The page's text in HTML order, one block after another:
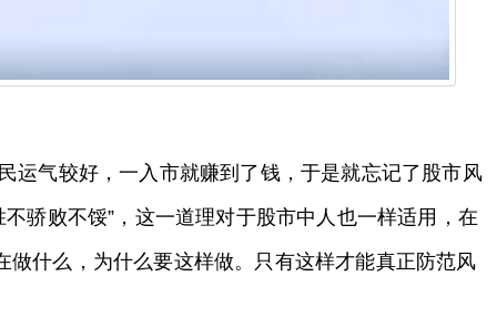
运气较好，一入市就赚到了钱，于是就忘记了股市风
骄败不馁”，这一道理对于股市中人也一样适用，在
什么，为什么要这样做。只有这样才能真正防范风